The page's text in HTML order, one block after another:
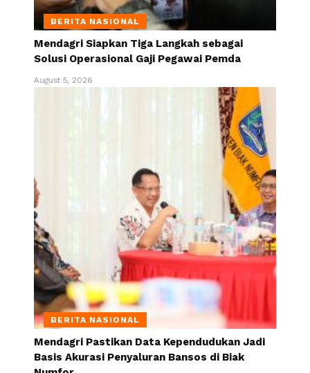
BERITA NASIONAL
Mendagri Siapkan Tiga Langkah sebagai
Solusi Operasional Gaji Pegawai Pemda
August 5, 2026
BERITA NASIONAL
Mendagri Pastikan Data Kependudukan Jadi
Basis Akurasi Penyaluran Bansos di Biak